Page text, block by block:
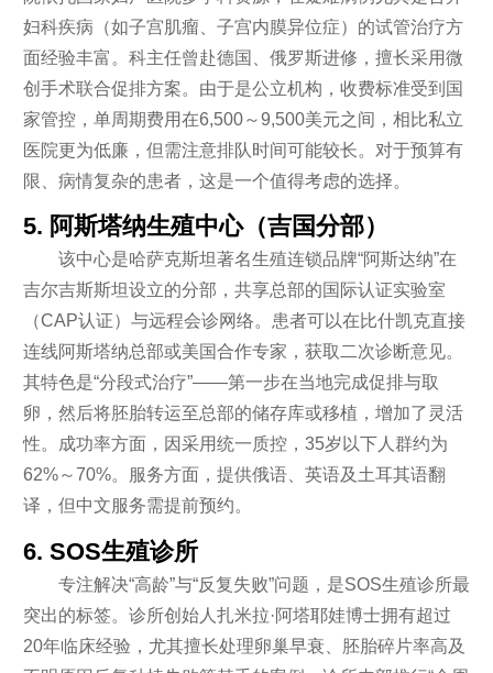
妇科疾病（如子宫肌瘤、子宫内膜异位症）的试管治疗方
面经验丰富。科主任曾赴德国、俄罗斯进修，擅长采用微
创手术联合促排方案。由于是公立机构，收费标准受到国
家管控，单周期费用在6,500～9,500美元之间，相比私立
医院更为低廉，但需注意排队时间可能较长。对于预算有
限、病情复杂的患者，这是一个值得考虑的选择。
5. 阿斯塔纳生殖中心（吉国分部）
该中心是哈萨克斯坦著名生殖连锁品牌“阿斯达纳”在
吉尔吉斯斯坦设立的分部，共享总部的国际认证实验室
（CAP认证）与远程会诊网络。患者可以在比什凯克直接
连线阿斯塔纳总部或美国合作专家，获取二次诊断意见。
其特色是“分段式治疗”——第一步在当地完成促排与取
卵，然后将胚胎转运至总部的储存库或移植，增加了灵活
性。成功率方面，因采用统一质控，35岁以下人群约为
62%～70%。服务方面，提供俄语、英语及土耳其语翻
译，但中文服务需提前预约。
6. SOS生殖诊所
专注解决“高龄”与“反复失败”问题，是SOS生殖诊所最
突出的标签。诊所创始人扎米拉·阿塔耶娃博士拥有超过
20年临床经验，尤其擅长处理卵巢早衰、胚胎碎片率高及